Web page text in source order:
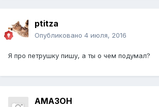
ptitza
Опубликовано 4 июля, 2016
Я про петрушку пишу, а ты о чем подумал?
AMA3OH